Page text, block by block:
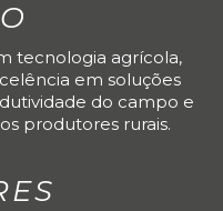
tecnologia agrícola,
em soluções
do campo e
produtores rurais.